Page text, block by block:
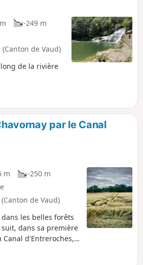
-249 m
(Canton de Vaud)
de la rivière
par le Canal
m
-250 m
de Vaud)
les belles forêts
dans sa première
d'Entreroches,
et se termine en